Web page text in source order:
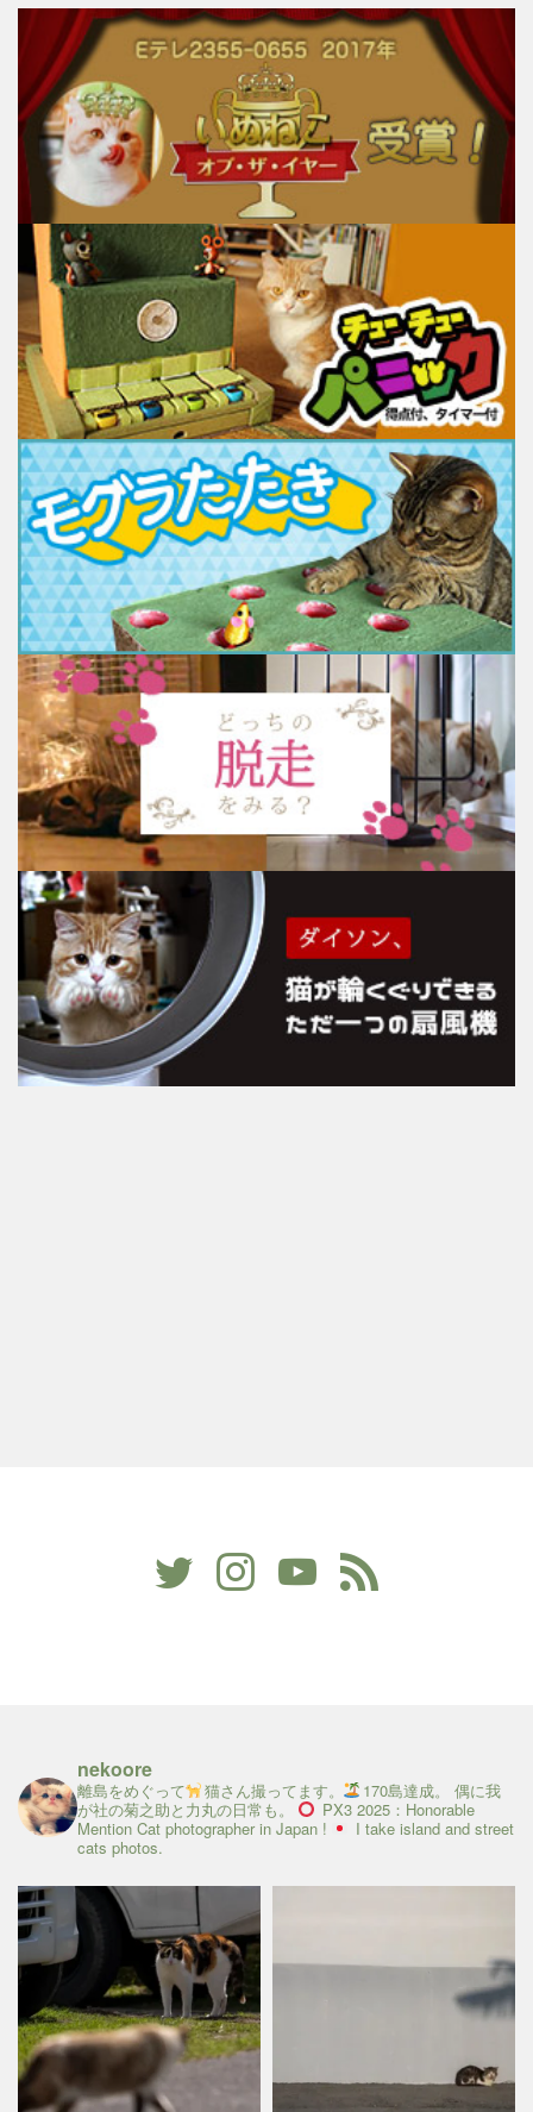
nekoore
離島をめぐって 猫さん撮ってます。 170島達成。
偶に我
が社の菊之助と力丸の日常も。
PX3 2025：Honorable
Mention Cat photographer in Japan !
I take island and street
cats photos.